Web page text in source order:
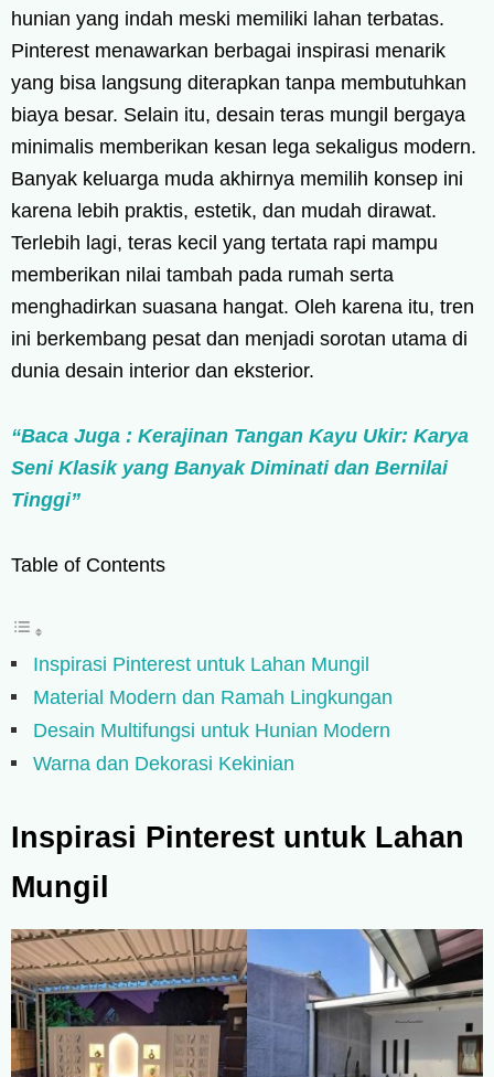
hunian yang indah meski memiliki lahan terbatas.
Pinterest menawarkan berbagai inspirasi menarik
yang bisa langsung diterapkan tanpa membutuhkan
biaya besar. Selain itu, desain teras mungil bergaya
minimalis memberikan kesan lega sekaligus modern.
Banyak keluarga muda akhirnya memilih konsep ini
karena lebih praktis, estetik, dan mudah dirawat.
Terlebih lagi, teras kecil yang tertata rapi mampu
memberikan nilai tambah pada rumah serta
menghadirkan suasana hangat. Oleh karena itu, tren
ini berkembang pesat dan menjadi sorotan utama di
dunia desain interior dan eksterior.
“Baca Juga : Kerajinan Tangan Kayu Ukir: Karya
Seni Klasik yang Banyak Diminati dan Bernilai
Tinggi”
Table of Contents
Inspirasi Pinterest untuk Lahan Mungil
Material Modern dan Ramah Lingkungan
Desain Multifungsi untuk Hunian Modern
Warna dan Dekorasi Kekinian
Inspirasi Pinterest untuk Lahan
Mungil